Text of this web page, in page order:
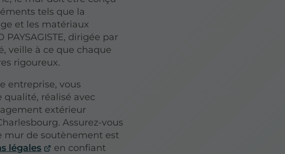
tels que la
et les matériaux
PAYSAGISTE, dirigée par
veille à ce que chaque
rigoureux.
entreprise, vous
qualité, réalisé avec
extérieur
Assurez-vous
mur de soutènement est
légales
en confiant